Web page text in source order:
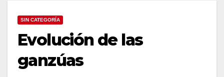
SIN CATEGORÍA
Evolución de las
ganzúas